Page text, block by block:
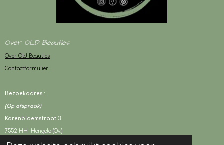
Over OLD Beauties
Over Old Beauties
Contactformulier
Bezoekadres :
(Op afspraak)
Korenbloemstraat 3
7552 HH Hengelo (Ov.)